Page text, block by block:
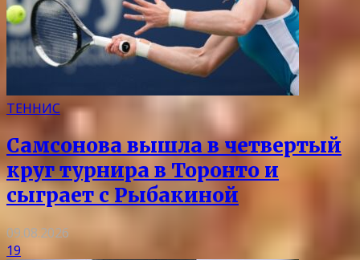
ТЕННИС
Самсонова вышла в четвертый
круг турнира в Торонто и
сыграет с Рыбакиной
09.08.2026
19